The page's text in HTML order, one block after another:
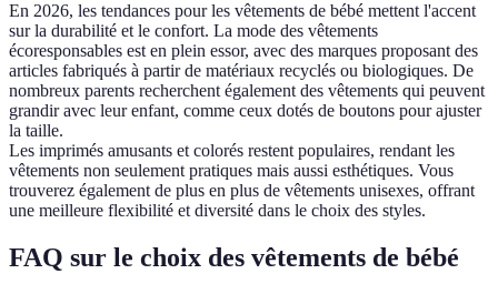
En 2026, les tendances pour les vêtements de bébé mettent l'accent
sur la durabilité et le confort. La mode des vêtements
écoresponsables est en plein essor, avec des marques proposant des
articles fabriqués à partir de matériaux recyclés ou biologiques. De
nombreux parents recherchent également des vêtements qui peuvent
grandir avec leur enfant, comme ceux dotés de boutons pour ajuster
la taille.
Les imprimés amusants et colorés restent populaires, rendant les
vêtements non seulement pratiques mais aussi esthétiques. Vous
trouverez également de plus en plus de vêtements unisexes, offrant
une meilleure flexibilité et diversité dans le choix des styles.
FAQ sur le choix des vêtements de bébé